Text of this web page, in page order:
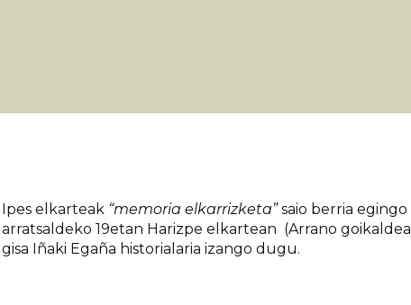
Ipes elkarteak “memoria elkarrizketa”saio berria
arratsaldeko 19etan Harizpe elkartean (Arrano
gisa Iñaki Egaña historialaria izango dugu.